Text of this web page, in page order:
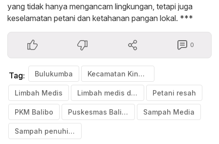
yang tidak hanya mengancam lingkungan, tetapi juga
keselamatan petani dan ketahanan pangan lokal. ***
0
Tag: Bulukumba Kecamatan Kindang
Limbah Medis Limbah medis ditemukan pada tumpukan sampah Petani resah
PKM Balibo Puskesmas Balibo Sampah Media
Sampah penuhi persawahan di Balibo